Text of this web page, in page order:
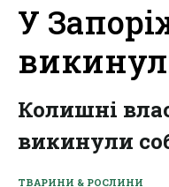
У
Колишні
викинули
ТВАРИНИ & РОСЛИНИ